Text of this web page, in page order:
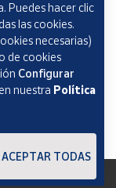
Puedes hacer clic
las cookies.
necesarias)
de cookies
Configurar
nuestra Política
ACEPTAR TODAS